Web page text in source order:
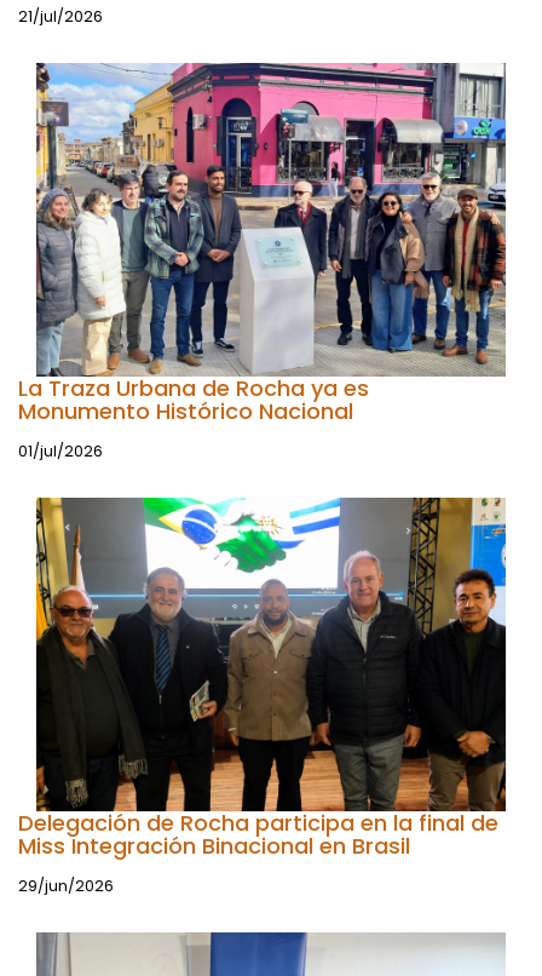
21/jul/2026
La Traza Urbana de Rocha ya es
Monumento Histórico Nacional
01/jul/2026
Delegación de Rocha participa en la final de
Miss Integración Binacional en Brasil
29/jun/2026